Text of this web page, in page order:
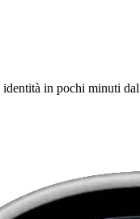
in pochi minuti dal